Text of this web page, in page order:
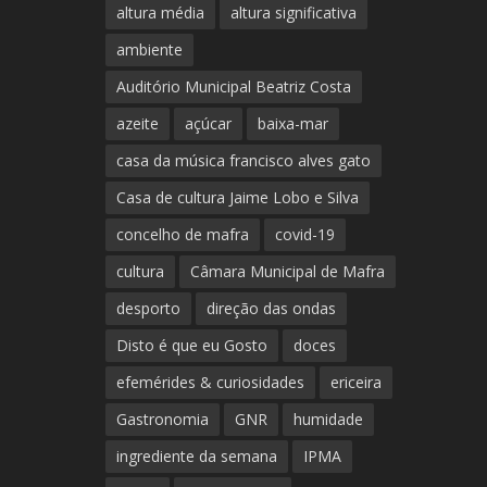
altura média
altura significativa
ambiente
Auditório Municipal Beatriz Costa
azeite
açúcar
baixa-mar
casa da música francisco alves gato
Casa de cultura Jaime Lobo e Silva
concelho de mafra
covid-19
cultura
Câmara Municipal de Mafra
desporto
direção das ondas
Disto é que eu Gosto
doces
efemérides & curiosidades
ericeira
Gastronomia
GNR
humidade
ingrediente da semana
IPMA